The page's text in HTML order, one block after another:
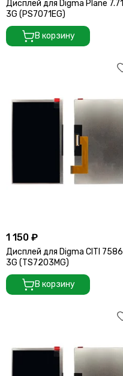
Дисплей для Digma Plane 7.71
3G (PS7071EG)
В корзину
1 150 ₽
Дисплей для Digma CITI 7586
3G (TS7203MG)
В корзину